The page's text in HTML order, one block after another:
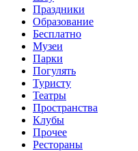
Праздники
Образование
Бесплатно
Музеи
Парки
Погулять
Туристу
Театры
Пространства
Клубы
Прочее
Рестораны